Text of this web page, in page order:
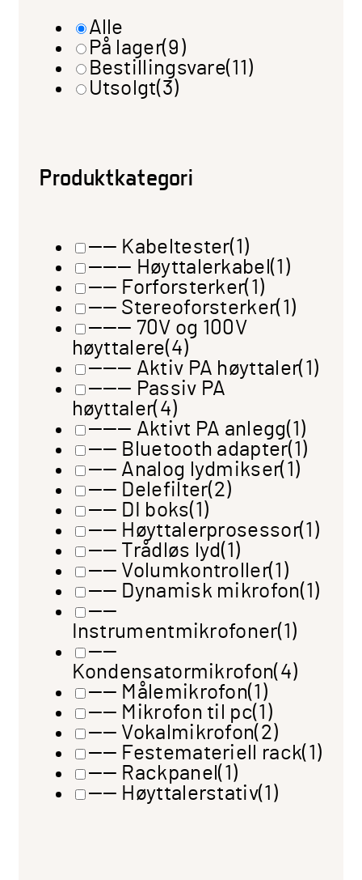
Alle
På lager(9)
Bestillingsvare(11)
Utsolgt(3)
Produktkategori
—— Kabeltester(1)
——— Høyttalerkabel(1)
—— Forforsterker(1)
—— Stereoforsterker(1)
——— 70V og 100V
høyttalere(4)
——— Aktiv PA høyttaler(1)
——— Passiv PA
høyttaler(4)
——— Aktivt PA anlegg(1)
—— Bluetooth adapter(1)
—— Analog lydmikser(1)
—— Delefilter(2)
—— DI boks(1)
—— Høyttalerprosessor(1)
—— Trådløs lyd(1)
—— Volumkontroller(1)
—— Dynamisk mikrofon(1)
——
Instrumentmikrofoner(1)
——
Kondensatormikrofon(4)
—— Målemikrofon(1)
—— Mikrofon til pc(1)
—— Vokalmikrofon(2)
—— Festemateriell rack(1)
—— Rackpanel(1)
—— Høyttalerstativ(1)